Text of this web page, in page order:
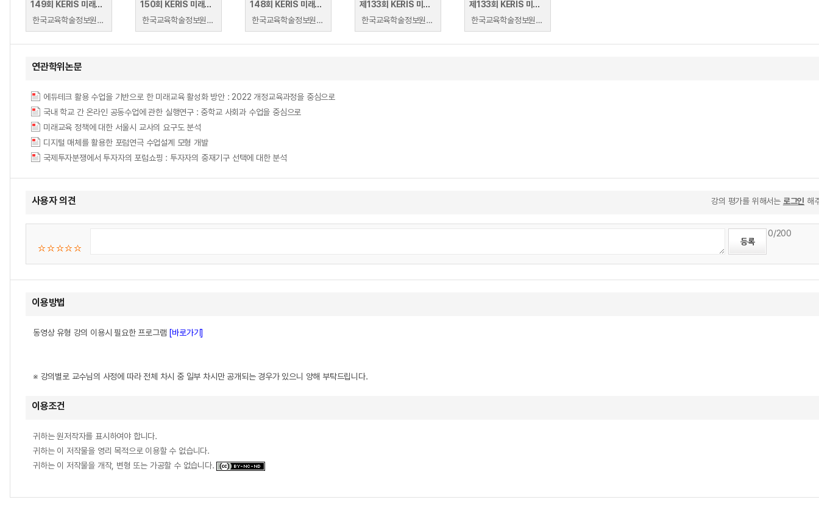
149회 KERIS 미래교육 포럼
한국교육학술정보원 | 한국교육학술정보원
150회 KERIS 미래교육 포럼
한국교육학술정보원 | 한국교육학술정보원
148회 KERIS 미래교육 포럼 : 디지털 대전환 시대의 디지털배지 활성화 방안
한국교육학술정보원 | 한국교육학술정보원
제133회 KERIS 미래교육포럼
한국교육학술정보원 | 한석수(한국교육학술정보원), 김민우(미국 키드앱티브 아시아총괄)
제133회 KERIS 미래교육포럼
한국교육학술정보원 | 이노마타 노보루
연관학위논문
에듀테크 활용 수업을 기반으로 한 미래교육 활성화 방안 : 2022 개정교육과정을 중심으로
국내 학교 간 온라인 공동수업에 관한 실행연구 : 중학교 사회과 수업을 중심으로
미래교육 정책에 대한 서울시 교사의 요구도 분석
디지털 매체를 활용한 포럼연극 수업설계 모형 개발
국제투자분쟁에서 투자자의 포럼쇼핑 : 투자자의 중재기구 선택에 대한 분석
사용자 의견 강의 평가를 위해서는 로그인 해
0/200
이용방법
동영상 유형 강의 이용시 필요한 프로그램 [바로가기]
※ 강의별로 교수님의 사정에 따라 전체 차시 중 일부 차시만 공개되는 경우가 있으니 양해 부탁드립니다.
이용조건
귀하는 원저작자를 표시하여야 합니다.
귀하는 이 저작물을 영리 목적으로 이용할 수 없습니다.
귀하는 이 저작물을 개작, 변형 또는 가공할 수 없습니다.